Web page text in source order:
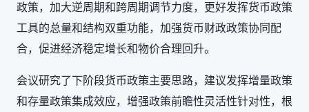
政策，加大逆周期和跨周期调节力度，更好发挥货币政策
工具的总量和结构双重功能，加强货币财政政策协同配
合，促进经济稳定增长和物价合理回升。
会议研究了下阶段货币政策主要思路，建议发挥增量政策
和存量政策集成效应，增强政策前瞻性灵活性针对性，根